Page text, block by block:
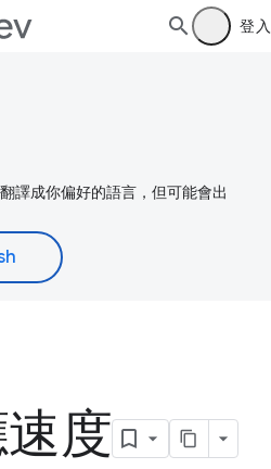
登入
譯成你偏好的語言，但可能會出
度